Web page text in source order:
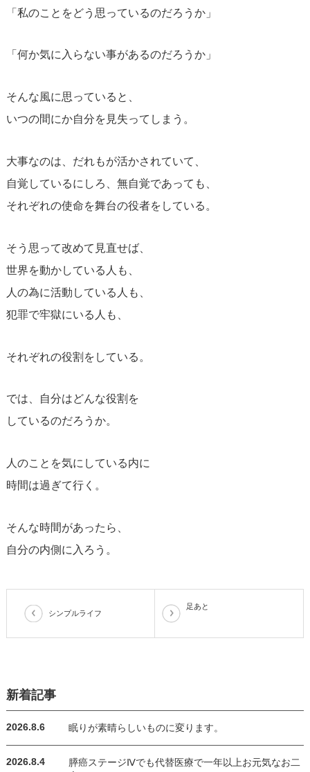
「私のことをどう思っているのだろうか」
「何か気に入らない事があるのだろうか」
そんな風に思っていると、
いつの間にか自分を見失ってしまう。
大事なのは、だれもが活かされていて、
自覚しているにしろ、無自覚であっても、
それぞれの使命を舞台の役者をしている。
そう思って改めて見直せば、
世界を動かしている人も、
人の為に活動している人も、
犯罪で牢獄にいる人も、
それぞれの役割をしている。
では、自分はどんな役割を
しているのだろうか。
人のことを気にしている内に
時間は過ぎて行く。
そんな時間があったら、
自分の内側に入ろう。
シンプルライフ
足あと
新着記事
2026.8.6 眠りが素晴らしいものに変ります。
2026.8.4
膵癌ステージⅣでも代替医療で一年以上お元気なお二